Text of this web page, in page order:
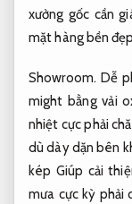
xưởng gốc cần
mặt hàng bền
Showroom. Dễ
might bằng vải
nhiệt cực phải
dù dày dặn bên
kép Giúp cải
mưa cực kỳ phải